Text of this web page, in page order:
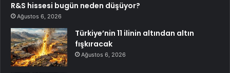
R&S hissesi bugün neden düşüyor?
Ağustos 6, 2026
Türkiye’nin 11 ilinin altından altın
fışkıracak
Ağustos 6, 2026